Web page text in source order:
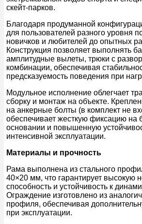
скейт-парков.
Благодаря продуманной
для пользователей разного уровня
новичков и любителей до опытных
Конструкция позволяет выполнять
амплитудные вылеты, трюки с
комбинации, обеспечивая
предсказуемость поведения при
Модульное исполнение облегчает
сборку и монтаж на объекте.
на анкерные болты (в комплект не
обеспечивает жесткую фиксацию на
основании и повышенную
интенсивной эксплуатации.
Материалы и прочность
Рама выполнена из стального
40×20 мм, что гарантирует высокую
способность и устойчивость к
Ограждение изготовлено из
профиля, обеспечивая
при эксплуатации.